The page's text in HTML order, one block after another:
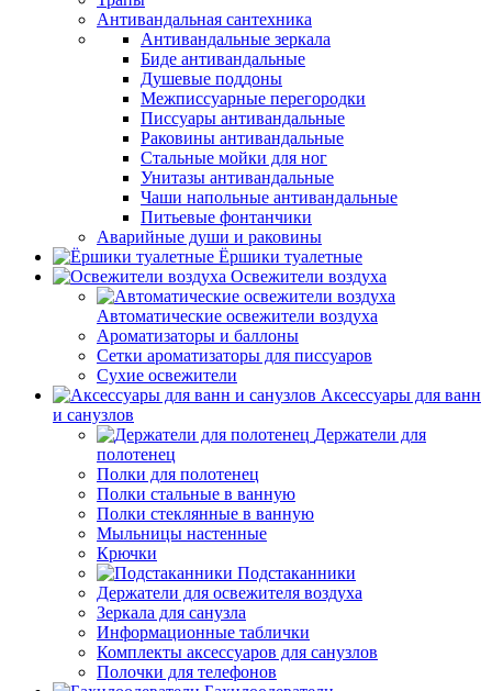
Антивандальная сантехника
Антивандальные зеркала
Биде антивандальные
Душевые поддоны
Межписсуарные перегородки
Писсуары антивандальные
Раковины антивандальные
Стальные мойки для ног
Унитазы антивандальные
Чаши напольные антивандальные
Питьевые фонтанчики
Аварийные души и раковины
Ёршики туалетные
Освежители воздуха
Автоматические освежители воздуха
Ароматизаторы и баллоны
Сетки ароматизаторы для писсуаров
Сухие освежители
Аксессуары для ванн
и санузлов
Держатели для
полотенец
Полки для полотенец
Полки стальные в ванную
Полки стеклянные в ванную
Мыльницы настенные
Крючки
Подстаканники
Держатели для освежителя воздуха
Зеркала для санузла
Информационные таблички
Комплекты аксессуаров для санузлов
Полочки для телефонов